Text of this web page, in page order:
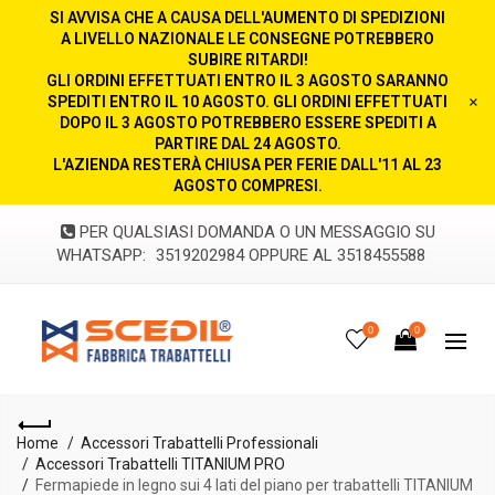
SI AVVISA CHE A CAUSA DELL'AUMENTO DI SPEDIZIONI
A LIVELLO NAZIONALE LE CONSEGNE POTREBBERO
SUBIRE RITARDI!
GLI ORDINI EFFETTUATI ENTRO IL 3 AGOSTO SARANNO
SPEDITI ENTRO IL 10 AGOSTO. GLI ORDINI EFFETTUATI
DOPO IL 3 AGOSTO POTREBBERO ESSERE SPEDITI A
PARTIRE DAL 24 AGOSTO.
L'AZIENDA RESTERÀ CHIUSA PER FERIE DALL'11 AL 23
AGOSTO COMPRESI.
×
PER QUALSIASI DOMANDA O UN MESSAGGIO SU
WHATSAPP: 3519202984 OPPURE AL 3518455588
0 0
Home
Accessori Trabattelli Professionali
Accessori Trabattelli TITANIUM PRO
Fermapiede in legno sui 4 lati del piano per trabattelli TITANIUM